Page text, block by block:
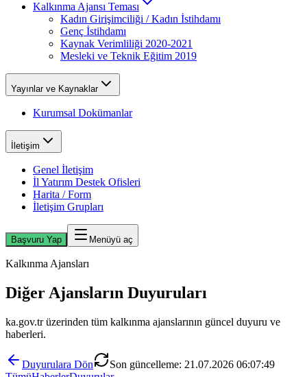
Kalkınma Ajansı Teması
Kadın Girişimciliği / Kadın İstihdamı
Genç İstihdamı
Kaynak Verimliliği 2020-2021
Mesleki ve Teknik Eğitim 2019
Yayınlar ve Kaynaklar
Kurumsal Dokümanlar
İletişim
Genel İletişim
İl Yatırım Destek Ofisleri
Harita / Form
İletişim Grupları
Başvuru Yap Menüyü aç
Kalkınma Ajansları
Diğer Ajansların Duyuruları
ka.gov.tr üzerinden tüm kalkınma ajanslarının güncel duyuru ve
haberleri.
Duyurulara Dön Son güncelleme: 21.07.2026 06:07:49